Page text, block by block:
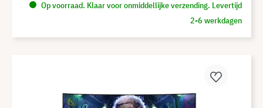
Op voorraad. Klaar voor onmiddellijke verzending. Levertijd
2-6 werkdagen